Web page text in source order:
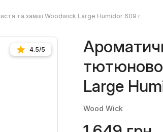
та замші Woodwick Large Humidor 609 г
4.5/5
Large
Wood Wick